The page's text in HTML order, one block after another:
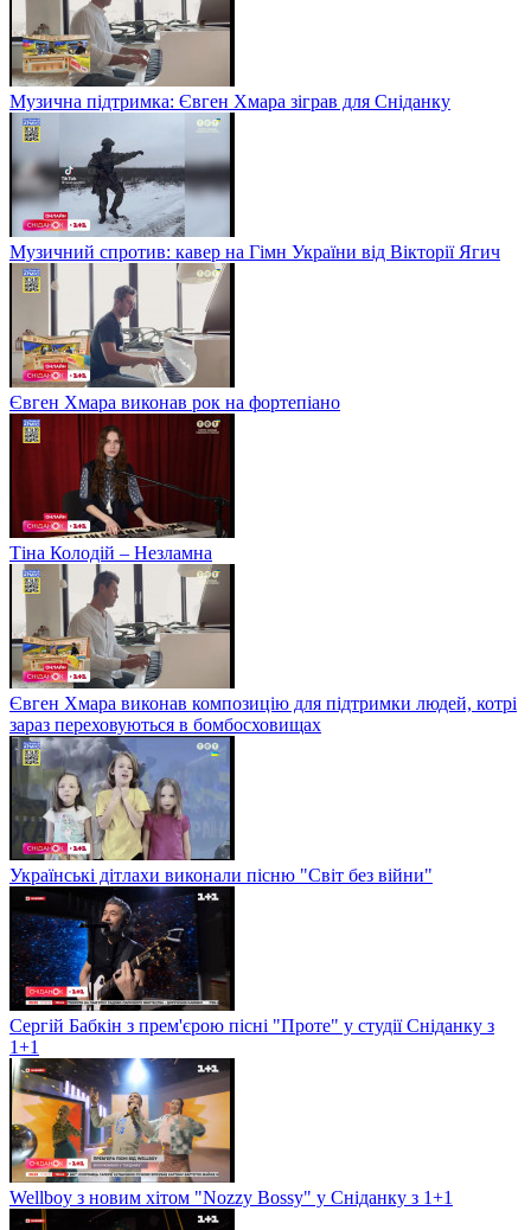
Музична підтримка: Євген Хмара зіграв для Сніданку
Музичний спротив: кавер на Гімн України від Вікторії Ягич
Євген Хмара виконав рок на фортепіано
Тіна Колодій – Незламна
Євген Хмара виконав композицію для підтримки людей, котрі
зараз переховуються в бомбосховищах
Українські дітлахи виконали пісню "Світ без війни"
Сергій Бабкін з прем'єрою пісні "Проте" у студії Сніданку з
1+1
Wellboy з новим хітом "Nozzy Bossy" у Сніданку з 1+1